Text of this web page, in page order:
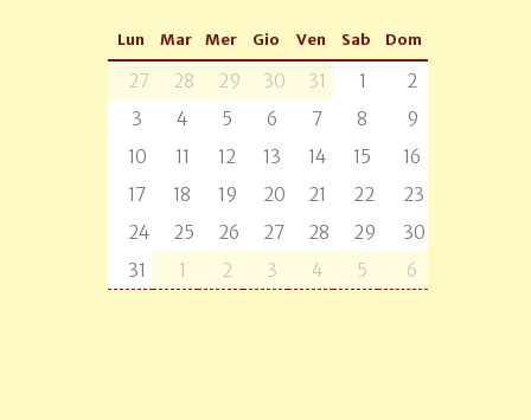
Lun Mar Mer Gio Ven Sab Dom
27 28 29 30 31 1
2
3
4 5 6 7 8
9
10
11 12 13 14 15
16
17
18 19 20 21 22
23
24
25 26 27 28 29
30
31
1 2 3 4 5 6